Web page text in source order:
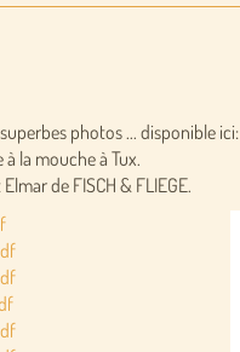
photos ... disponible ici:
la mouche à Tux.
de FISCH & FLIEGE.